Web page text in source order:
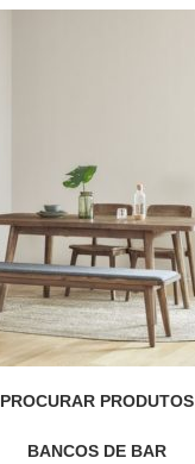
PROCURAR PRODUTOS
BANCOS DE BAR